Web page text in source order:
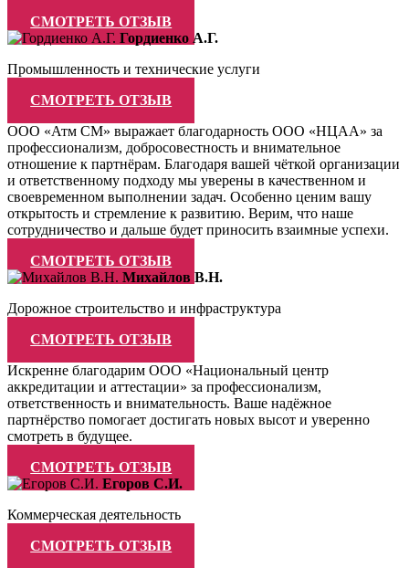
СМОТРЕТЬ ОТЗЫВ
Гордиенко А.Г.
Промышленность и технические услуги
СМОТРЕТЬ ОТЗЫВ
ООО «Атм СМ» выражает благодарность ООО «НЦАА» за
профессионализм, добросовестность и внимательное
отношение к партнёрам. Благодаря вашей чёткой организации
и ответственному подходу мы уверены в качественном и
своевременном выполнении задач. Особенно ценим вашу
открытость и стремление к развитию. Верим, что наше
сотрудничество и дальше будет приносить взаимные успехи.
СМОТРЕТЬ ОТЗЫВ
Михайлов В.Н.
Дорожное строительство и инфраструктура
СМОТРЕТЬ ОТЗЫВ
Искренне благодарим ООО «Национальный центр
аккредитации и аттестации» за профессионализм,
ответственность и внимательность. Ваше надёжное
партнёрство помогает достигать новых высот и уверенно
смотреть в будущее.
СМОТРЕТЬ ОТЗЫВ
Егоров С.И.
Коммерческая деятельность
СМОТРЕТЬ ОТЗЫВ